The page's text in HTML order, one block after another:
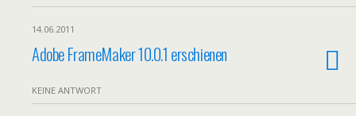
14.06.2011
Adobe FrameMaker 10.0.1 erschienen
KEINE ANTWORT